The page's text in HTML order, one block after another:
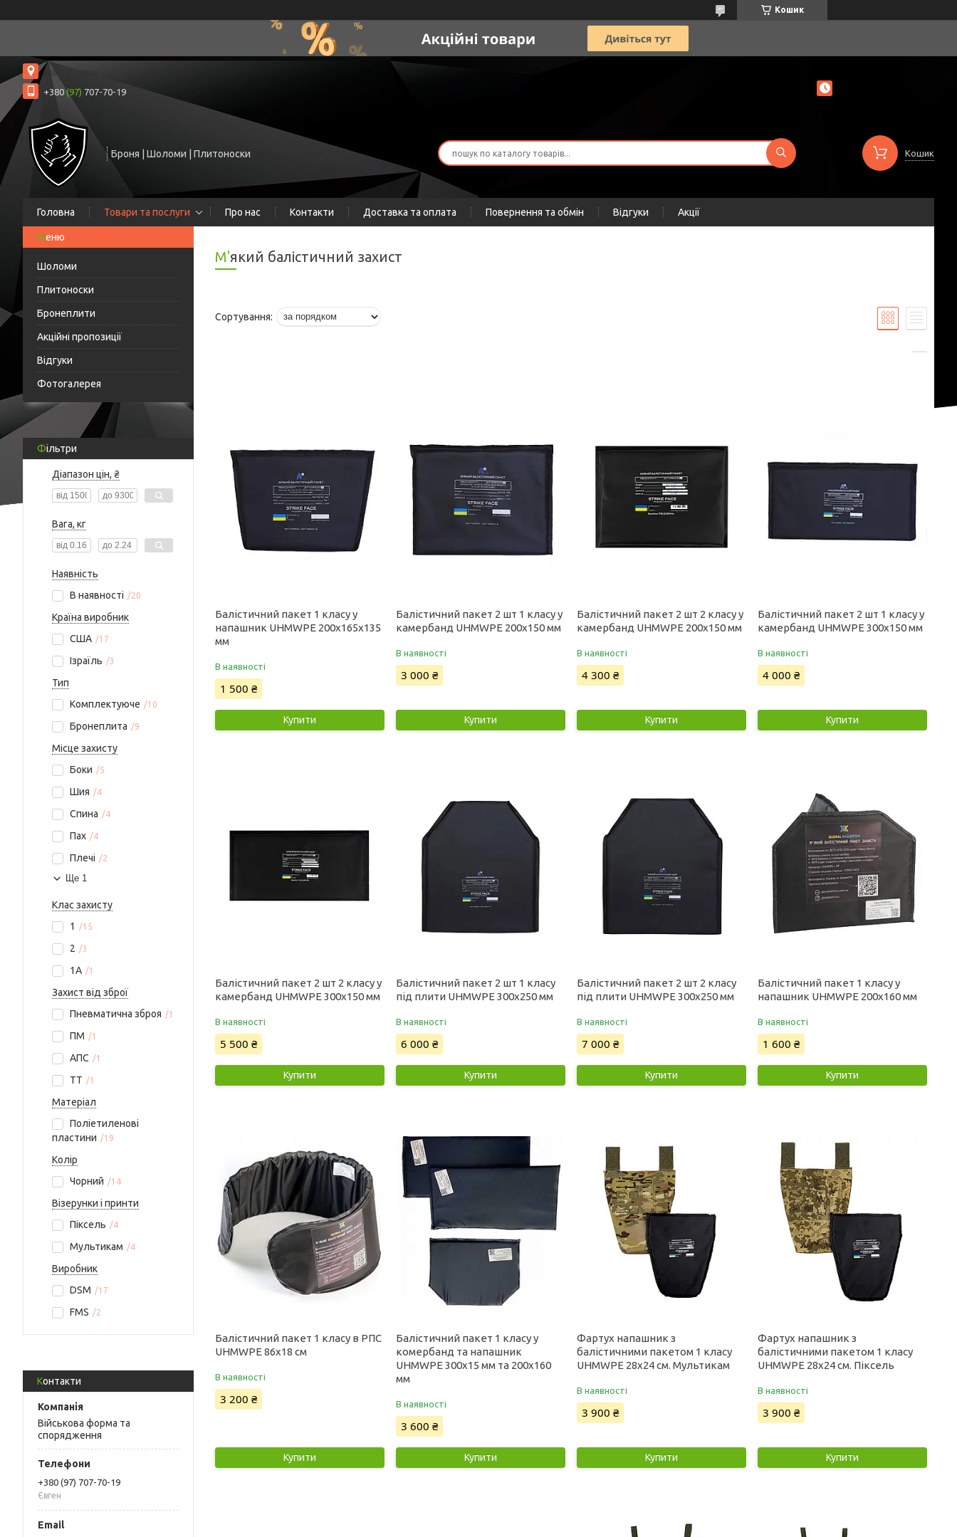
Кошик
Київ, Україна
+380(97) 707-70-19
Броня | Шоломи | Плитоноски Кошик
Головна Товари та послуги Про нас Контакти Доставка та оплата Повернення та обмін Відгуки Акції
Шоломи
Плитоноски
Бронеплити
Акційні пропозиції
Відгуки
Фотогалерея
Фільтри
Діапазон цін, ₴
Вага, кг
Наявність
В наявності
20
Країна виробник
США
17
Ізраїль 3
Тип
Комплектуюче
10
Бронеплита 9
Місце захисту
Боки
5
Шия 4
Спина 4
Пах 4
Плечі 2
Ще 1
Клас захисту
1
15
2 3
1А 1
Захист від зброї
Пневматична зброя
1
ПМ 1
АПС 1
ТТ 1
Матеріал
Поліетиленові
пластини
19
Колір
Чорний
14
Візерунки і принти
Піксель
4
Мультикам 4
Виробник
DSM
17
FMS 2
Контакти
Військова форма та
спорядження
+380 (97) 707-70-19
Євген
М'який балістичний захист
Балістичний пакет 1 класу у
напашник UHMWPE 200x165x135
мм
В наявності
1 500 ₴
Купити
Балістичний пакет 2 шт 1 класу у
камербанд UHMWPE 200x150 мм
В наявності
3 000 ₴
Купити
Балістичний пакет 2 шт 2 класу у
камербанд UHMWPE 200x150 мм
В наявності
4 300 ₴
Купити
Балістичний пакет 2 шт 1 класу у
камербанд UHMWPE 300x150 мм
В наявності
4 000 ₴
Купити
Балістичний пакет 2 шт 2 класу у
камербанд UHMWPE 300x150 мм
В наявності
5 500 ₴
Купити
Балістичний пакет 2 шт 1 класу
під плити UHMWPE 300x250 мм
В наявності
6 000 ₴
Купити
Балістичний пакет 2 шт 2 класу
під плити UHMWPE 300x250 мм
В наявності
7 000 ₴
Купити
Балістичний пакет 1 класу у
напашник UHMWPE 200x160 мм
В наявності
1 600 ₴
Купити
Балістичний пакет 1 класу в РПС
UHMWPE 86x18 см
В наявності
3 200 ₴
Купити
Балістичний пакет 1 класу у
комербанд та напашник
UHMWPE 300x15 мм та 200x160
мм
В наявності
3 600 ₴
Купити
Фартух напашник з
балістичними пакетом 1 класу
UHMWPE 28x24 см. Мультикам
В наявності
3 900 ₴
Купити
Фартух напашник з
балістичними пакетом 1 класу
UHMWPE 28x24 см. Піксель
В наявності
3 900 ₴
Купити